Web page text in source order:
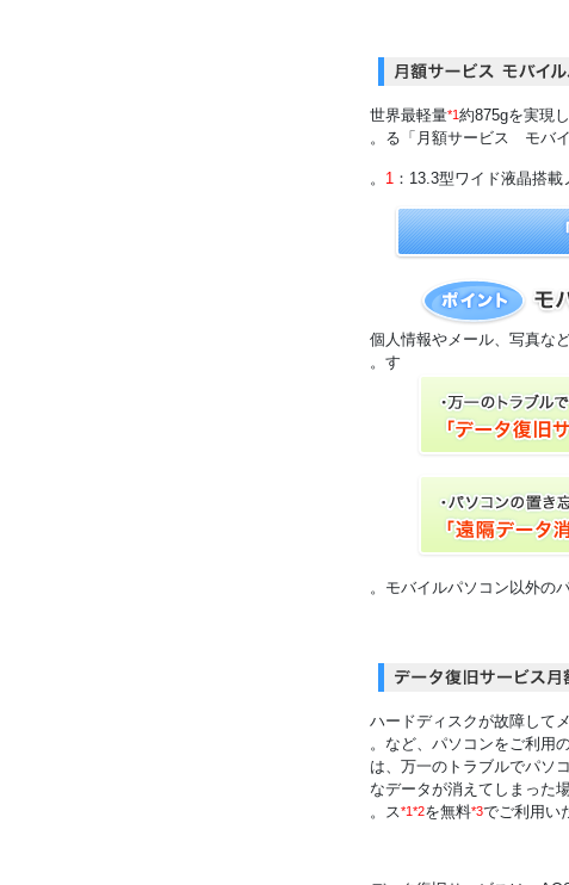
世界最軽量*1約875gを実現
る「月額サービス モバイ
：13.3型ワイド液晶搭
個人情報やメール、写真な
す。
「子供の写真をうっかり消してしまった！」、「ハードディ
「データ復旧サービス月額版（スタンダード） 」は、万一の
なデータが消えてしまった
ス*1*2を無料*3でご利用い